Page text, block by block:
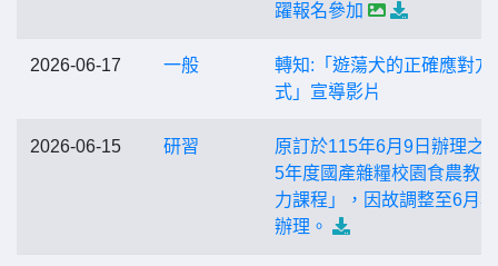
躍報名參加
2026-06-17 一般
轉知:「遊蕩犬的正確應對方
式」宣導影片
2026-06-15 研習
原訂於115年6月9日辦理之
5年度國產雜糧校園食農教
力課程」，因故調整至6月
辦理。